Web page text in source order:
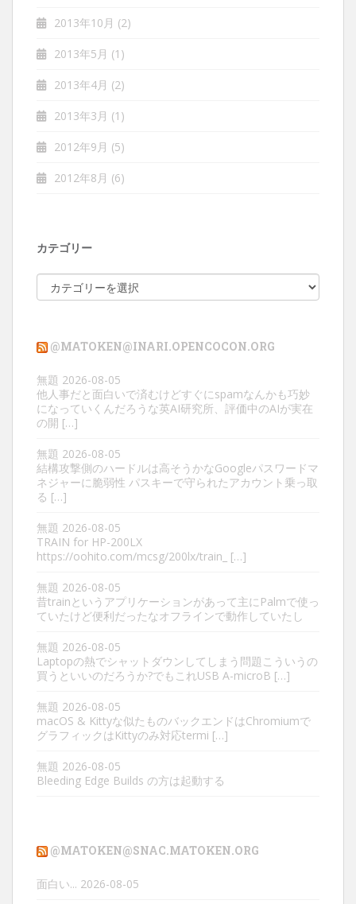
2013年10月 (2)
2013年5月 (1)
2013年4月 (2)
2013年3月 (1)
2012年9月 (5)
2012年8月 (6)
カテゴリー
テ
ー
@MATOKEN@INARI.OPENCOCON.ORG
無題 2026-08-05
他人事だと面白いで済むけどすぐにspamなんかも巧妙
になっていくんだろうな英AI研究所、評価中のAIが実在
の開 […]
無題 2026-08-05
結構攻撃側のハードルは高そうかなGoogleパスワードマ
ネジャーに脆弱性 パスキーで守られたアカウント乗っ取
る […]
無題 2026-08-05
TRAIN for HP-200LX
https://oohito.com/mcsg/200lx/train_ […]
無題 2026-08-05
昔trainというアプリケーションがあって主にPalmで使っ
ていたけど便利だったなオフラインで動作していたし
無題 2026-08-05
Laptopの熱でシャットダウンしてしまう問題こういうの
買うといいのだろうか?でもこれUSB A-microB […]
無題 2026-08-05
macOS & Kittyな似たものバックエンドはChromiumで
グラフィックはKittyのみ対応termi […]
無題 2026-08-05
Bleeding Edge Builds の方は起動する
@MATOKEN@SNAC.MATOKEN.ORG
面白い... 2026-08-05